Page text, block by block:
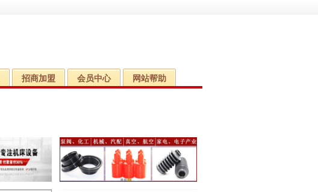
招商加盟 会员中心 网站帮助